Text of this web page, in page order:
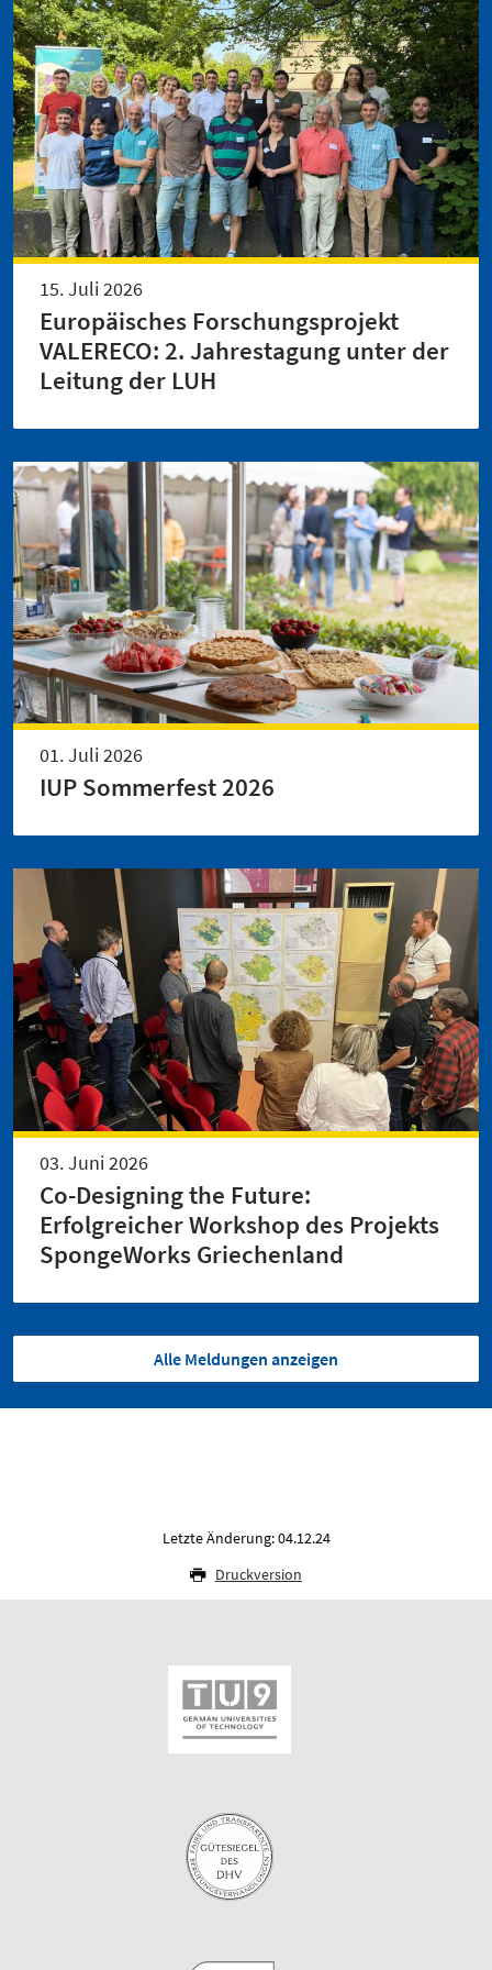
15. Juli 2026
Europäisches Forschungsprojekt
VALERECO: 2. Jahrestagung unter der
Leitung der LUH
01. Juli 2026
IUP Sommerfest 2026
03. Juni 2026
Co-Designing the Future:
Erfolgreicher Workshop des Projekts
SpongeWorks Griechenland
Alle Meldungen anzeigen
Letzte Änderung: 04.12.24
Druckversion